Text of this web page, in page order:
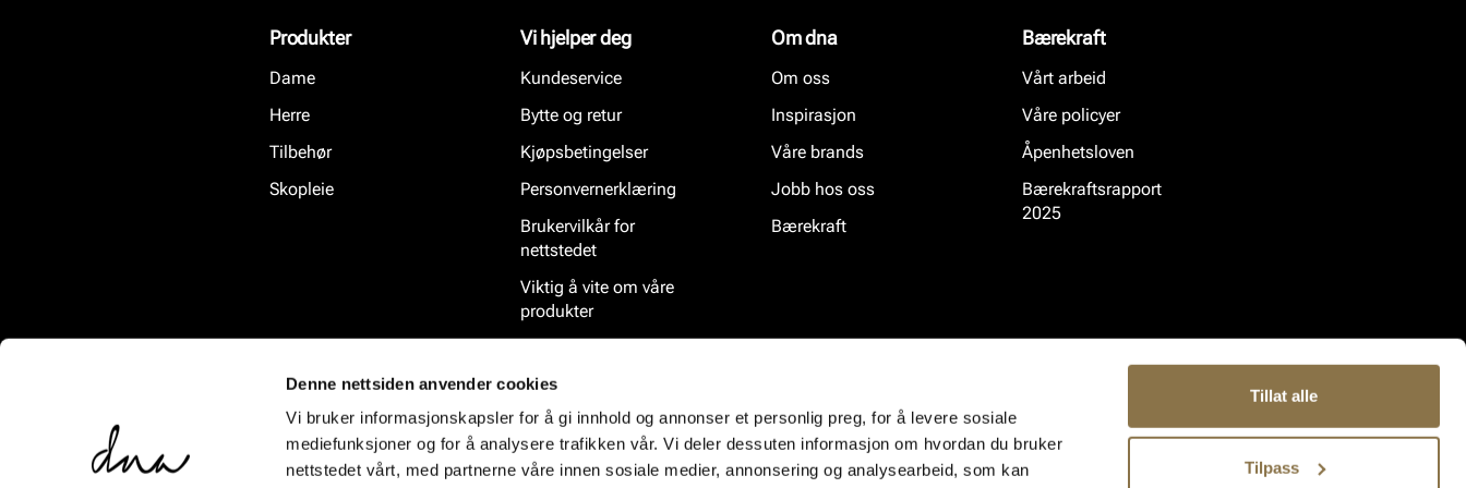
Denne nettsiden anvender cookies
Vi bruker informasjonskapsler for å gi innhold og annonser et personlig preg, for å levere sosiale
mediefunksjoner og for å analysere trafikken vår. Vi deler dessuten informasjon om hvordan du bruker
nettstedet vårt, med partnerne våre innen sosiale medier, annonsering og analysearbeid, som kan
Tillat alle
Tilpass
Produkter
Dame
Herre
Tilbehør
Skopleie
Vi hjelper deg
Kundeservice
Bytte og retur
Kjøpsbetingelser
Personvernerklæring
Brukervilkår for
nettstedet
Viktig å vite om våre
produkter
Om dna
Om oss
Inspirasjon
Våre brands
Jobb hos oss
Bærekraft
Bærekraft
Vårt arbeid
Våre policyer
Åpenhetsloven
Bærekraftsrapport
2025